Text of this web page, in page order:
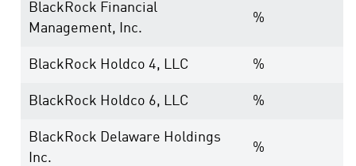
BlackRock Financial
Management, Inc.
%
BlackRock Holdco 4, LLC %
BlackRock Holdco 6, LLC %
BlackRock Delaware Holdings
Inc.
%